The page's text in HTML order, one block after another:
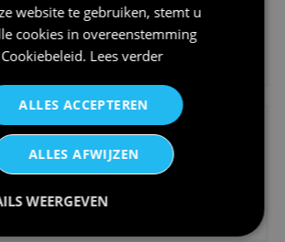
€24,95
€24,95
website te gebruiken, stemt u
cookies in overeenstemming
Cookiebeleid. Lees verder
ALLES ACCEPTEREN
ALLES AFWIJZEN
WEERGEVEN